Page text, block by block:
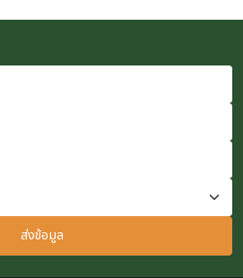
ส่งข้อมูล